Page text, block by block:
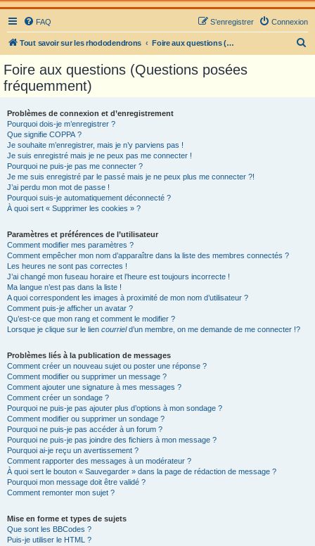
FAQ Connexion
S’enregistrer
Tout savoir sur les rhododendrons Foire aux questions (Questions posées fréquemment)
Foire aux questions (Questions posées
fréquemment)
Problèmes de connexion et d’enregistrement
Pourquoi dois-je m’enregistrer ?
Que signifie COPPA ?
Je souhaite m’enregistrer, mais je n’y parviens pas !
Je suis enregistré mais je ne peux pas me connecter !
Pourquoi ne puis-je pas me connecter ?
Je me suis enregistré par le passé mais je ne peux plus me connecter ?!
J’ai perdu mon mot de passe !
Pourquoi suis-je automatiquement déconnecté ?
À quoi sert « Supprimer les cookies » ?
Paramètres et préférences de l’utilisateur
Comment modifier mes paramètres ?
Comment empêcher mon nom d’apparaître dans la liste des membres connectés ?
Les heures ne sont pas correctes !
J’ai changé mon fuseau horaire et l’heure est toujours incorrecte !
Ma langue n’est pas dans la liste !
A quoi correspondent les images à proximité de mon nom d’utilisateur ?
Comment puis-je afficher un avatar ?
Qu’est-ce que mon rang et comment le modifier ?
Lorsque je clique sur le lien courrield’un membre, on me demande de me connecter !?
Problèmes liés à la publication de messages
Comment créer un nouveau sujet ou poster une réponse ?
Comment modifier ou supprimer un message ?
Comment ajouter une signature à mes messages ?
Comment créer un sondage ?
Pourquoi ne puis-je pas ajouter plus d’options à mon sondage ?
Comment modifier ou supprimer un sondage ?
Pourquoi ne puis-je pas accéder à un forum ?
Pourquoi ne puis-je pas joindre des fichiers à mon message ?
Pourquoi ai-je reçu un avertissement ?
Comment rapporter des messages à un modérateur ?
À quoi sert le bouton « Sauvegarder » dans la page de rédaction de message ?
Pourquoi mon message doit être validé ?
Comment remonter mon sujet ?
Mise en forme et types de sujets
Que sont les BBCodes ?
Puis-je utiliser le HTML ?